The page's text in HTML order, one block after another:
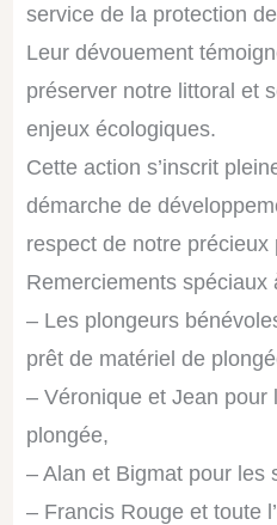
service de la protection
Leur dévouement
préserver notre littoral et
enjeux écologiques.
Cette action s’inscrit
démarche de
respect de notre précieux
Remerciements spéciaux
– Les plongeurs
prêt de matériel de
– Véronique et Jean pour
plongée,
– Alan et Bigmat pour les
– Francis Rouge et toute